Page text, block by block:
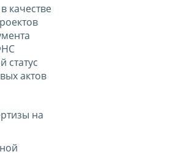
качестве
статус
актов
на